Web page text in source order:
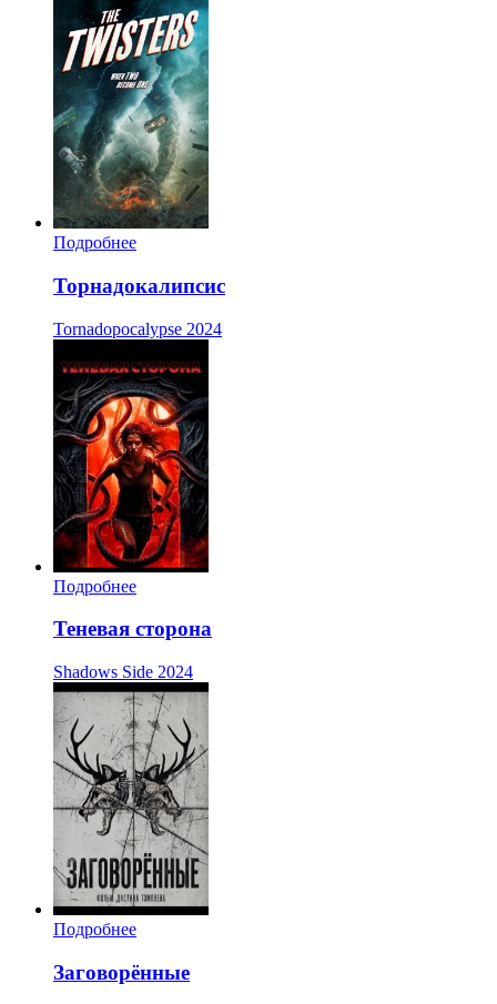
Подробнее
Торнадокалипсис
Tornadopocalypse 2024
Подробнее
Теневая сторона
Shadows Side 2024
Подробнее
Заговорённые